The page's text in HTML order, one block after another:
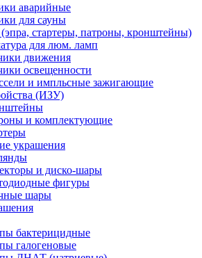
аварийные
для сауны
стартеры, патроны, кронштейны)
для люм. ламп
движения
освещенности
и импльсные зажигающие
(ИЗУ)
и комплектующие
украшения
и диско-шары
фигуры
шары
бактерицидные
галогеновые